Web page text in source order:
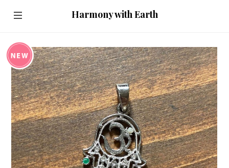
Harmony with Earth